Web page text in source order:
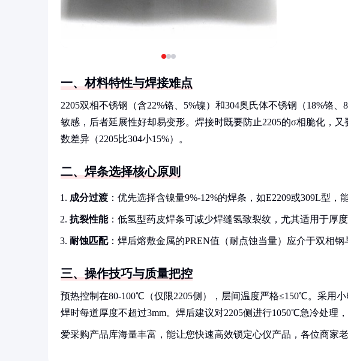
一、材料特性与焊接难点
2205双相不锈钢（含22%铬、5%镍）和304奥氏体不锈钢（18%铬
敏感，后者延展性好却易变形。焊接时既要防止2205的σ相脆化，
数差异（2205比304小15%）。
二、焊条选择核心原则
成分过渡 ：优先选择含镍量9%-12%的焊条，如E2209或309L型
抗裂性能：低氢型药皮焊条可减少焊缝氢致裂纹，尤其适用于厚
耐蚀匹配：焊后熔敷金属的PREN值（耐点蚀当量）应介于双相钢
三、操作技巧与质量把控
预热控制在80-100℃（仅限2205侧），层间温度严格≤150℃。采用
焊时每道厚度不超过3mm。焊后建议对2205侧进行1050℃急冷处理
爱采购产品库海量丰富，能让您快速高效锁定心仪产品，各位商家